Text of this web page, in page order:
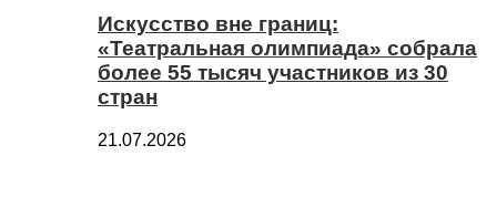
Искусство вне границ:
«Театральная олимпиада» собрала
более 55 тысяч участников из 30
стран
21.07.2026